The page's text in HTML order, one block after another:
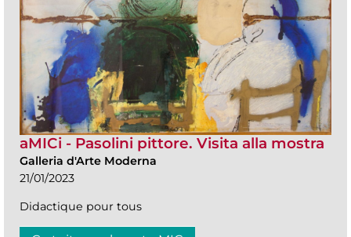
aMICi - Pasolini pittore. Visita alla mostra
Galleria d'Arte Moderna
21/01/2023
Didactique pour tous